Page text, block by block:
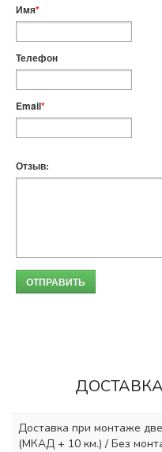
Имя*
Телефон
Email*
Отзыв:
ОТПРАВИТЬ
Доставка при монтаже
(МКАД + 10 км.) / Без